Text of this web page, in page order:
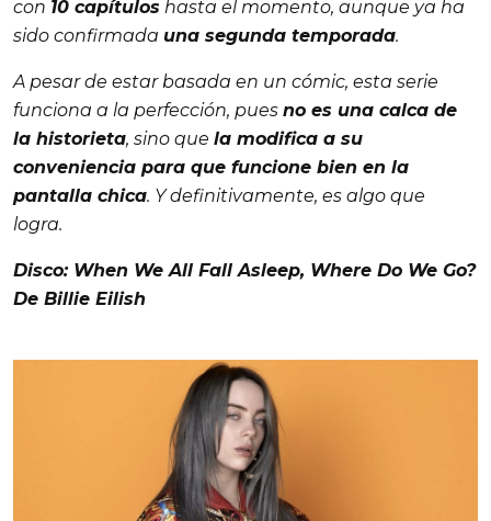
con 10 capítulos hasta el momento, aunque ya ha
sido confirmada una segunda temporada.
A pesar de estar basada en un cómic, esta serie
funciona a la perfección, pues no es una calca de
la historieta, sino que la modifica a su
conveniencia para que funcione bien en la
pantalla chica. Y definitivamente, es algo que
logra.
Disco: When We All Fall Asleep, Where Do We Go?
De Billie Eilish